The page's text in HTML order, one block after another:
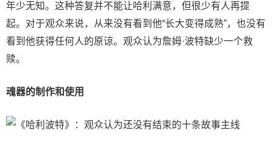
年少无知。这种答复并不能让哈利满意，但很少有人再提
起。对于观众来说，从来没有看到他“长大变得成熟”，也没有
看到他获得任何人的原谅。观众认为詹姆·波特缺少一个救
赎。
魂器的制作和使用